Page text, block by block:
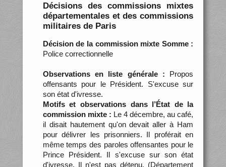
Décisions des commissions mixtes
départementales et des commissions
militaires de Paris
Décision de la commission mixte Somme :
Police correctionnelle
Observations en liste générale : Propos
offensants pour le Président. S'excuse sur
son état d'ivresse.
Motifs et observations dans l’État de la
commission mixte : Le 4 décembre, au café,
il disait hautement qu'on devait aller à Ham
pour délivrer les prisonniers. Il proférait en
même temps des paroles offensantes pour le
Prince Président. Il s'excuse sur son état
d'ivresse. Il n'est pas détenu. (Département